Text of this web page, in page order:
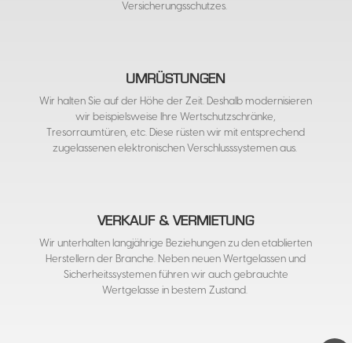
Versicherungsschutzes.
UMRÜSTUNGEN
Wir halten Sie auf der Höhe der Zeit. Deshalb modernisieren
wir beispielsweise Ihre Wertschutzschränke,
Tresorraumtüren, etc. Diese rüsten wir mit entsprechend
zugelassenen elektronischen Verschlusssystemen aus.
VERKAUF & VERMIETUNG
Wir unterhalten langjährige Beziehungen zu den etablierten
Herstellern der Branche. Neben neuen Wertgelassen und
Sicherheitssystemen führen wir auch gebrauchte
Wertgelasse in bestem Zustand.